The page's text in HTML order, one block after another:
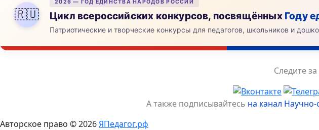
🇷🇺
2026 — ГОД ЕДИНСТВА НАРОДОВ РОССИИ
Цикл всероссийских конкурсов, посвящённых Году
Патриотические и творческие конкурсы для педагогов, школьников и
Следите
А также подписывайтесь на канал
Авторское право © 2026ЯПедагог.рф